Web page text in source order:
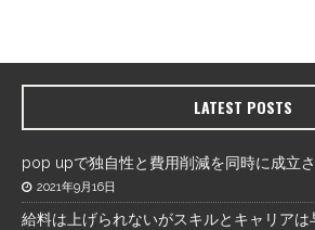
LATEST POSTS
pop upで独自性と費用削減を同時に成立
2021年9月16日
給料は上げられないがスキルとキャリアは